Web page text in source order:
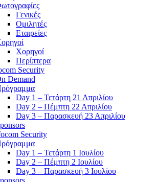
Γενικές
Ομιλητές
Εταιρείες
Χορηγοί
Περίπτερα
Security
Demand
Day 1 – Τετάρτη 21 Απριλίου
Day 2 – Πέμπτη 22 Απριλίου
Day 3 – Παρασκευή 23 Απριλίου
Security
Day 1 – Τετάρτη 1 Ιουλίου
Day 2 – Πέμπτη 2 Ιουλίου
Day 3 – Παρασκευή 3 Ιουλίου